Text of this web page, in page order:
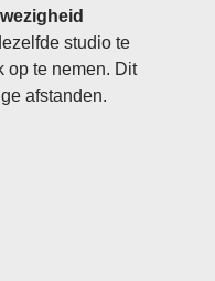
studio te
op te nemen. Dit
afstanden.